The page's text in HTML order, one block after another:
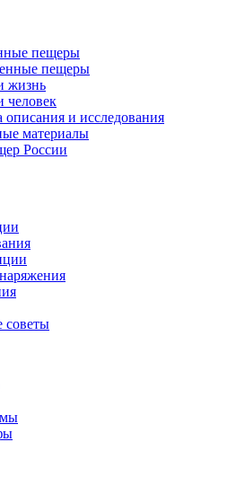
пещеры
пещеры
жизнь
и исследования
материалы
России
советы